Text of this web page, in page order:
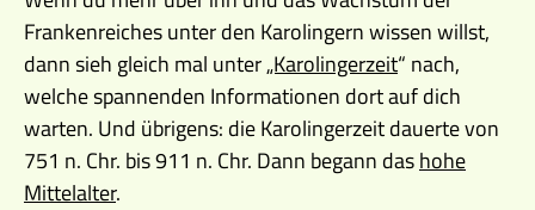
Frankenreiches unter den Karolingern wissen willst,
dann sieh gleich mal unter„Karolingerzeit“ nach,
welche spannenden Informationen dort auf dich
warten. Und übrigens: die Karolingerzeit dauerte von
751 n. Chr. bis 911 n. Chr. Dann begann dashohe
Mittelalter.